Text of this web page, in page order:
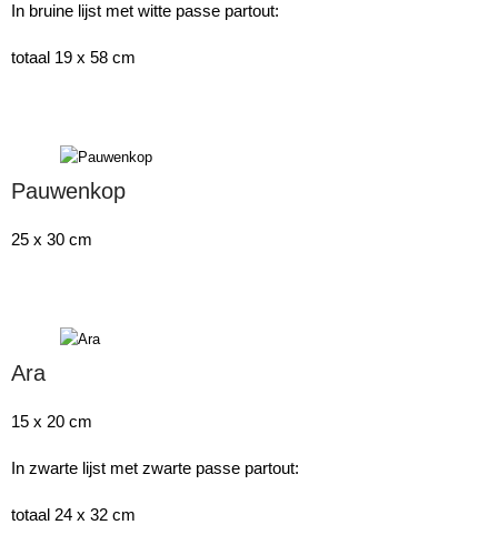
In bruine lijst met witte passe partout:
totaal 19 x 58 cm
Pauwenkop
25 x 30 cm
Ara
15 x 20 cm
In zwarte lijst met zwarte passe partout:
totaal 24 x 32 cm